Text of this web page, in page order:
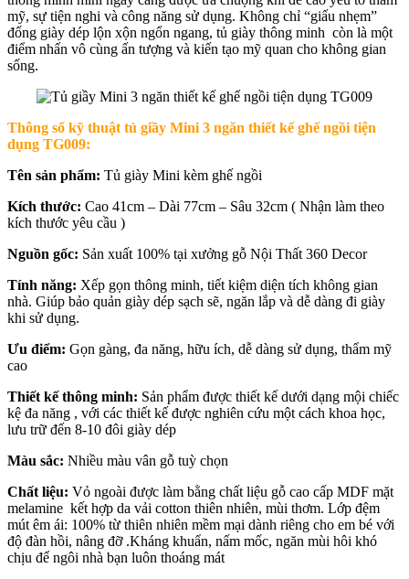
mỹ, sự tiện nghi và công năng sử dụng. Không chỉ “giấu nhẹm”
đống giày dép lộn xộn ngổn ngang, tủ giày thông minh còn là một
điểm nhấn vô cùng ấn tượng và kiến tạo mỹ quan cho không gian
sống.
Thông số kỹ thuật tủ giầy Mini 3 ngăn thiết kế ghế ngồi tiện
dụng TG009:
Tên sản phẩm: Tủ giày Mini kèm ghế ngồi
Kích thước: Cao 41cm – Dài 77cm – Sâu 32cm ( Nhận làm theo
kích thước yêu cầu )
Nguồn gốc: Sản xuất 100% tại xưởng gỗ Nội Thất 360 Decor
Tính năng: Xếp gọn thông minh, tiết kiệm diện tích không gian
nhà. Giúp bảo quản giày dép sạch sẽ, ngăn lắp và dễ dàng đi giày
khi sử dụng.
Ưu điểm: Gọn gàng, đa năng, hữu ích, dễ dàng sử dụng, thẩm mỹ
cao
Thiết kế thông minh: Sản phẩm được thiết kế dưới dạng mội chiếc
kệ đa năng , với các thiết kế được nghiên cứu một cách khoa học,
lưu trữ đến 8-10 đôi giày dép
Màu sắc: Nhiều màu vân gỗ tuỳ chọn
Chất liệu: Vỏ ngoài được làm bằng chất liệu gỗ cao cấp MDF mặt
melamine kết hợp da vải cotton thiên nhiên, mùi thơm. Lớp đệm
mút êm ái: 100% từ thiên nhiên mềm mại dành riêng cho em bé với
độ đàn hồi, nâng đỡ .Kháng khuẩn, nấm mốc, ngăn mùi hôi khó
chịu để ngôi nhà bạn luôn thoáng mát